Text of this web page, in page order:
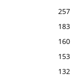
257
183
160
153
132